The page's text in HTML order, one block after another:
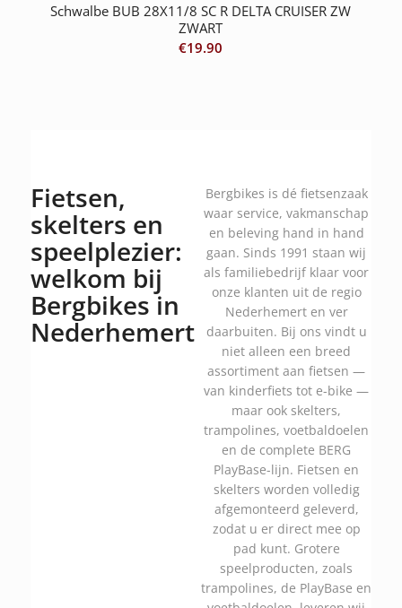
Schwalbe BUB 28X11/8 SC R DELTA CRUISER ZW
ZWART
€19.90
Fietsen,
skelters en
speelplezier:
welkom bij
Bergbikes in
Nederhemert
Bergbikes is dé fietsenzaak
waar service, vakmanschap
en beleving hand in hand
gaan. Sinds 1991 staan wij
als familiebedrijf klaar voor
onze klanten uit de regio
Nederhemert en ver
daarbuiten. Bij ons vindt u
niet alleen een breed
assortiment aan fietsen —
van kinderfiets tot e-bike —
maar ook skelters,
trampolines, voetbaldoelen
en de complete BERG
PlayBase-lijn. Fietsen en
skelters worden volledig
afgemonteerd geleverd,
zodat u er direct mee op
pad kunt. Grotere
speelproducten, zoals
trampolines, de PlayBase en